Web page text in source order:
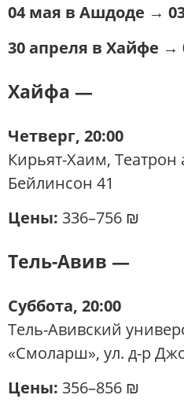
04 мая в Ашдоде →
30 апреля в Хайфе →
Хайфа —
Четверг, 20:00
Кирьят-Хаим, Театрон
Бейлинсон 41
Цены: 336–756 ₪
Тель-Авив —
Суббота, 20:00
Тель-Авивский
«Смоларш», ул. д-р
Цены: 356–856 ₪